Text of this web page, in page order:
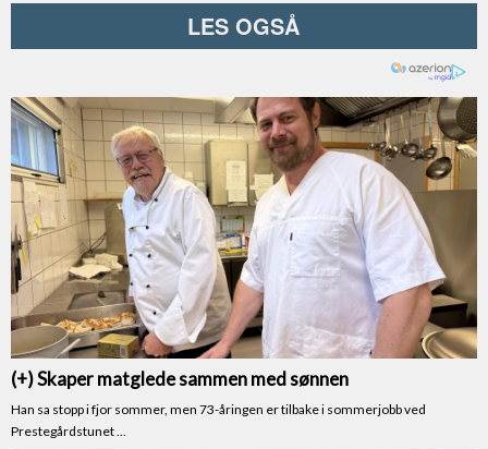
LES OGSÅ